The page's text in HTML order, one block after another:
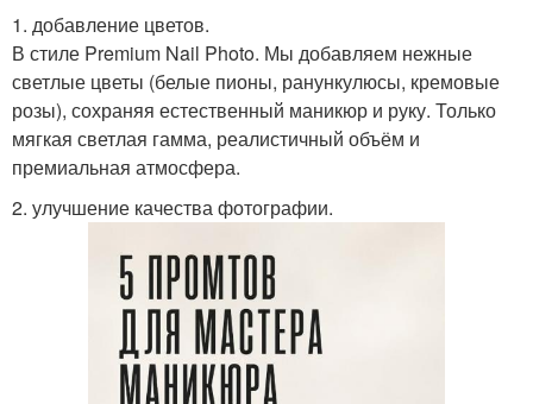
1. добавление цветов.
В стиле Premium Nail Photo. Мы добавляем нежные
светлые цветы (белые пионы, ранункулюсы, кремовые
розы), сохраняя естественный маникюр и руку. Только
мягкая светлая гамма, реалистичный объём и
премиальная атмосфера.
2. улучшение качества фотографии.